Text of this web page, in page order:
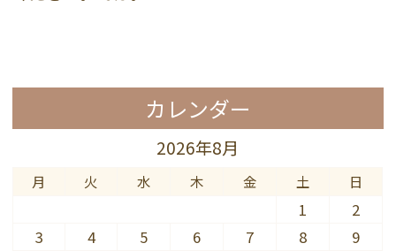
カレンダー
2026年8月
月 火 水 木 金 土 日
1
2
3
4 5 6 7 8
9